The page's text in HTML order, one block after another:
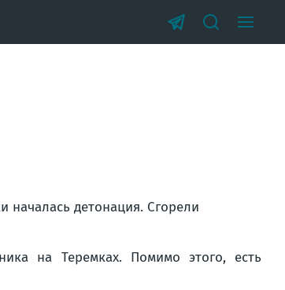
началась детонация. Сгорели
на Теремках. Помимо этого, есть